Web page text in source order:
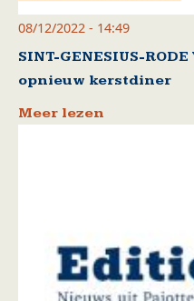
08/12/2022 - 14:49
SINT-GENESIUS-
opnieuw kerstdiner
Meer lezen